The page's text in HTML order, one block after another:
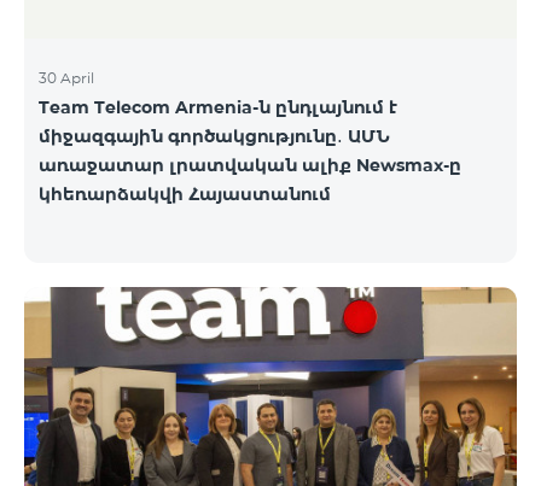
30 April
Team Telecom Armenia-ն ընդլայնում է
միջազգային գործակցությունը․ ԱՄՆ
առաջատար լրատվական ալիք Newsmax-ը
կհեռարձակվի Հայաստանում